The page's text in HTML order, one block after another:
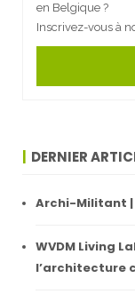
en Belgique ?
Inscrivez-vous à
DERNIER
Archi-Militant |
WVDM Living
l’architecture